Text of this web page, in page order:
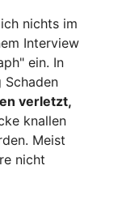
nichts im
Interview
ein. In
Schaden
verletzt,
knallen
Meist
nicht